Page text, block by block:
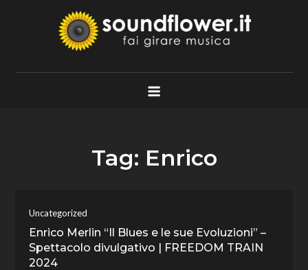
Soundflower.it
Fai Girare Musica
Tag: Enrico
Uncategorized
Enrico Merlin “Il Blues e le sue Evoluzioni” –
Spettacolo divulgativo | FREEDOM TRAIN
2024